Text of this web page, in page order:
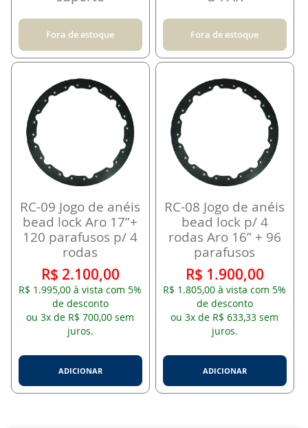
Fora de estoque Fora de estoque
RC-09 Jogo de anéis
bead lock Aro 17”+
120 parafusos p/ 4
rodas
R$ 2.100,00
R$ 1.995,00 à vista com 5%
de desconto
ou 3x de R$ 700,00 sem
juros.
ADICIONAR
RC-08 Jogo de anéis
bead lock p/ 4
rodas Aro 16” + 96
parafusos
R$ 1.900,00
R$ 1.805,00 à vista com 5%
de desconto
ou 3x de R$ 633,33 sem
juros.
ADICIONAR